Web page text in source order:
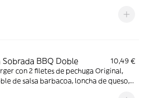
Sobrada BBQ Doble
10,49 €
con 2 filetes de pechuga Original,
de salsa barbacoa, loncha de queso,